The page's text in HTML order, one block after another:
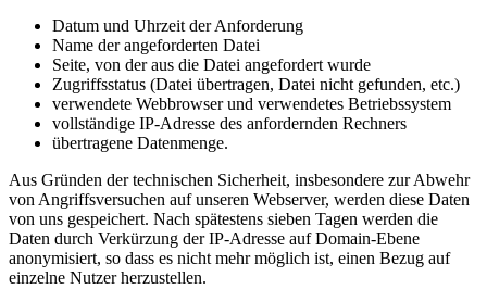
Datum und Uhrzeit der Anforderung
Name der angeforderten Datei
Seite, von der aus die Datei angefordert wurde
Zugriffsstatus (Datei übertragen, Datei nicht gefunden, etc.)
verwendete Webbrowser und verwendetes Betriebssystem
vollständige IP-Adresse des anfordernden Rechners
übertragene Datenmenge.
Aus Gründen der technischen Sicherheit, insbesondere zur Abwehr
von Angriffsversuchen auf unseren Webserver, werden diese Daten
von uns gespeichert. Nach spätestens sieben Tagen werden die
Daten durch Verkürzung der IP-Adresse auf Domain-Ebene
anonymisiert, so dass es nicht mehr möglich ist, einen Bezug auf
einzelne Nutzer herzustellen.